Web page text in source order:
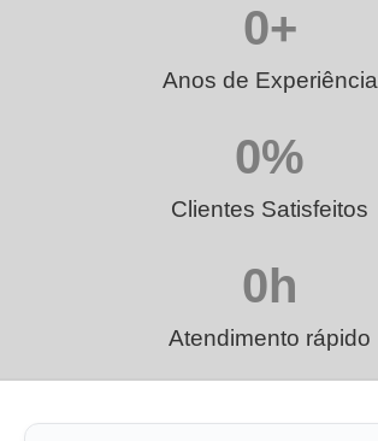
Anos de Experiência
0+
Clientes Satisfeitos
0%
Atendimento rápido
0h